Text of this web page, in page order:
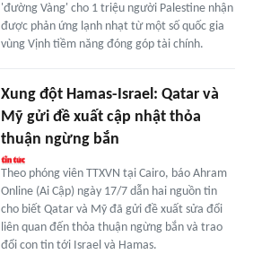
'đường Vàng' cho 1 triệu người Palestine nhận
được phản ứng lạnh nhạt từ một số quốc gia
vùng Vịnh tiềm năng đóng góp tài chính.
Xung đột Hamas-Israel: Qatar và
Mỹ gửi đề xuất cập nhật thỏa
thuận ngừng bắn
Theo phóng viên TTXVN tại Cairo, báo Ahram
Online (Ai Cập) ngày 17/7 dẫn hai nguồn tin
cho biết Qatar và Mỹ đã gửi đề xuất sửa đổi
liên quan đến thỏa thuận ngừng bắn và trao
đổi con tin tới Israel và Hamas.